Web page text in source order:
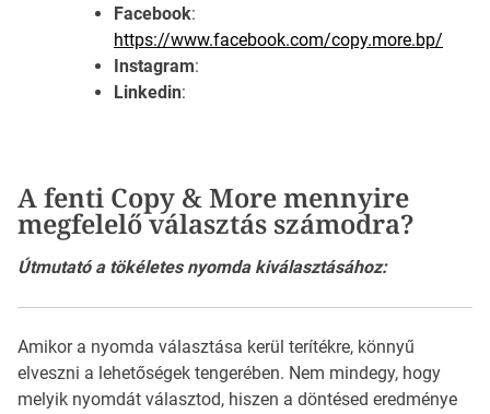
Facebook:
https://www.facebook.com/copy.more.bp/
Instagram:
Linkedin:
A fenti Copy & More mennyire
megfelelő választás számodra?
Útmutató a tökéletes nyomda kiválasztásához:
Amikor a nyomda választása kerül terítékre, könnyű
elveszni a lehetőségek tengerében. Nem mindegy, hogy
melyik nyomdát választod, hiszen a döntésed eredménye